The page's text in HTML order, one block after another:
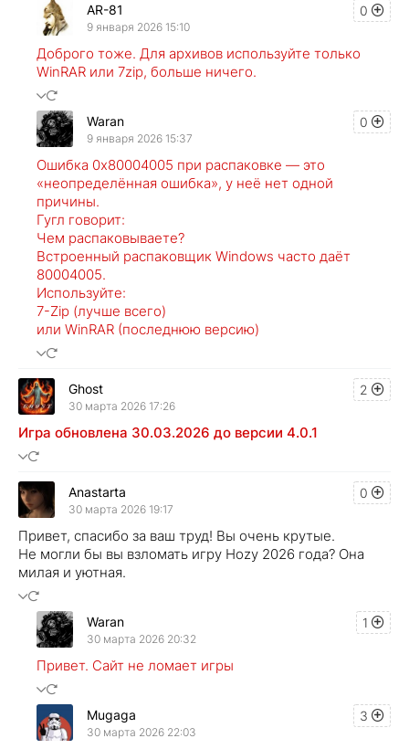
0
AR-81
9 января 2026 15:10
Доброго тоже. Для архивов используйте только
WinRAR или 7zip, больше ничего.
0
Waran
9 января 2026 15:37
Ошибка 0x80004005 при распаковке — это
«неопределённая ошибка», у неё нет одной
причины.
Гугл говорит:
Чем распаковываете?
Встроенный распаковщик Windows часто даёт
80004005.
Используйте:
7-Zip (лучше всего)
или WinRAR (последнюю версию)
2
Ghost
30 марта 2026 17:26
Игра обновлена 30.03.2026 до версии 4.0.1
0
Anastarta
30 марта 2026 19:17
Привет, спасибо за ваш труд! Вы очень крутые.
Не могли бы вы взломать игру Hozy 2026 года? Она
милая и уютная.
1
Waran
30 марта 2026 20:32
Привет. Сайт не ломает игры
3
Mugaga
30 марта 2026 22:03